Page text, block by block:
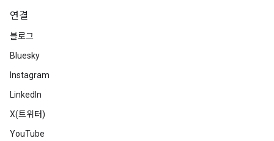
연결
블로그
Bluesky
Instagram
LinkedIn
X(트위터)
YouTube